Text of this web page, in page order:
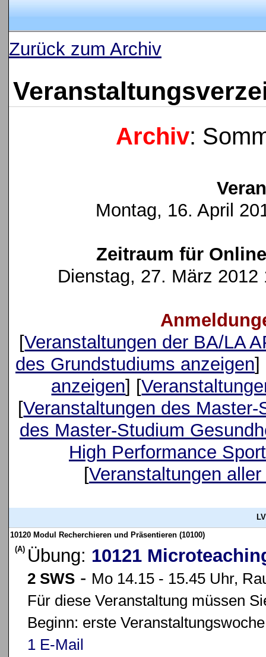
Zurück zum Archiv
Archiv:
Montag, 16. April
Zeitraum für
Dienstag, 27. März
[Veranstaltungen der BA/LA
des Grundstudiums anzeigen]
anzeigen] [
[Veranstaltungen des
des Master-Studium
High Performance
[Veranstaltungen
10120 Modul Recherchieren und Präsentieren (10100)
(A) Übung: 10121
2 SWS - Mo 14.15 - 15.45 Uhr,
Für diese Veranstaltung müssen
Beginn: erste Veranstaltungswoche
1 E-Mail